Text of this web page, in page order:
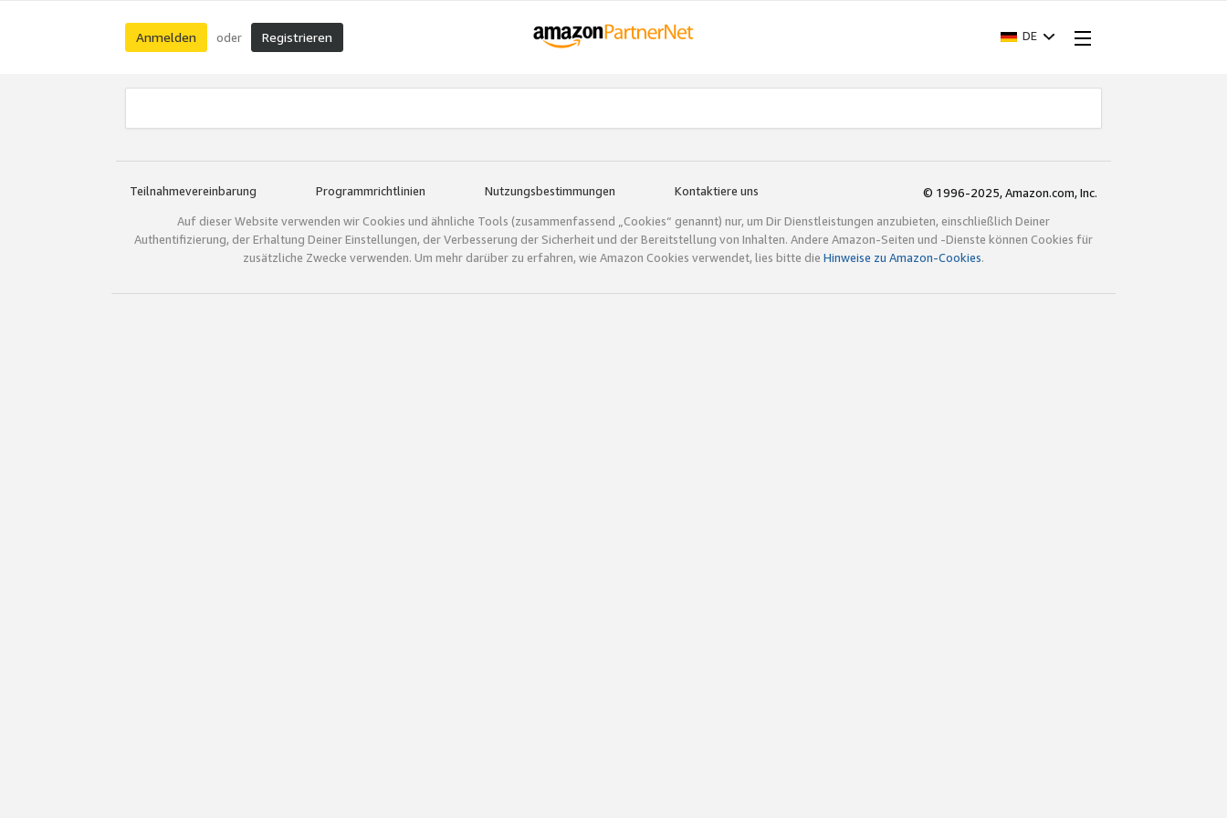
Anmelden oder Registrieren DE
Teilnahmevereinbarung Programmrichtlinien Nutzungsbestimmungen Kontaktiere uns
© 1996-2025, Amazon.com, Inc.
Auf dieser Website verwenden wir Cookies und ähnliche Tools (zusammenfassend „Cookies“ genannt) nur, um Dir Dienstleistungen anzubieten, einschließlich Deiner
Authentifizierung, der Erhaltung Deiner Einstellungen, der Verbesserung der Sicherheit und der Bereitstellung von Inhalten. Andere Amazon-Seiten und -Dienste können Cookies für
zusätzliche Zwecke verwenden. Um mehr darüber zu erfahren, wie Amazon Cookies verwendet, lies bitte die Hinweise zu Amazon-Cookies.